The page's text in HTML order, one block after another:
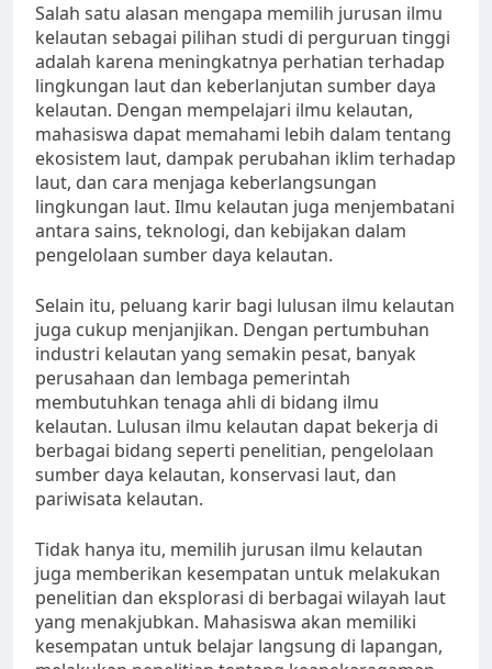
Salah satu alasan mengapa memilih jurusan ilmu
kelautan sebagai pilihan studi di perguruan tinggi
adalah karena meningkatnya perhatian terhadap
lingkungan laut dan keberlanjutan sumber daya
kelautan. Dengan mempelajari ilmu kelautan,
mahasiswa dapat memahami lebih dalam tentang
ekosistem laut, dampak perubahan iklim terhadap
laut, dan cara menjaga keberlangsungan
lingkungan laut. Ilmu kelautan juga menjembatani
antara sains, teknologi, dan kebijakan dalam
pengelolaan sumber daya kelautan.
Selain itu, peluang karir bagi lulusan ilmu kelautan
juga cukup menjanjikan. Dengan pertumbuhan
industri kelautan yang semakin pesat, banyak
perusahaan dan lembaga pemerintah
membutuhkan tenaga ahli di bidang ilmu
kelautan. Lulusan ilmu kelautan dapat bekerja di
berbagai bidang seperti penelitian, pengelolaan
sumber daya kelautan, konservasi laut, dan
pariwisata kelautan.
Tidak hanya itu, memilih jurusan ilmu kelautan
juga memberikan kesempatan untuk melakukan
penelitian dan eksplorasi di berbagai wilayah laut
yang menakjubkan. Mahasiswa akan memiliki
kesempatan untuk belajar langsung di lapangan,